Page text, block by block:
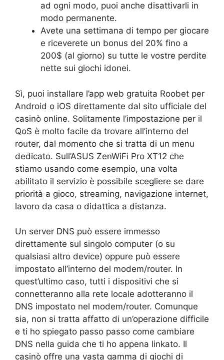
ad ogni modo, puoi anche disattivarli in
modo permanente.
Avete una settimana di tempo per giocare
e riceverete un bonus del 20% fino a
200$ (al giorno) su tutte le vostre perdite
nette sui giochi idonei.
Sì, puoi installare l’app web gratuita Roobet per
Android o iOS direttamente dal sito ufficiale del
casinò online. Solitamente l’impostazione per il
QoS è molto facile da trovare all’interno del
router, dal momento che si tratta di un menu
dedicato. Sull’ASUS ZenWiFi Pro XT12 che
stiamo usando come esempio, una volta
abilitato il servizio è possibile scegliere se dare
priorità a gioco, streaming, navigazione internet,
lavoro da casa o didattica a distanza.
Un server DNS può essere immesso
direttamente sul singolo computer (o su
qualsiasi altro device) oppure può essere
impostato all’interno del modem/router. In
quest’ultimo caso, tutti i dispositivi che si
connetteranno alla rete locale adotteranno il
DNS impostato nel modem/router. Comunque
sia, non si tratta affatto di un’operazione difficile
e ti ho spiegato passo passo come cambiare
DNS nella guida che ti ho appena linkato. Il
casinò offre una vasta gamma di giochi di